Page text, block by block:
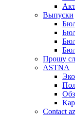
Выпуски
Прошу
ASTNA
Contact az